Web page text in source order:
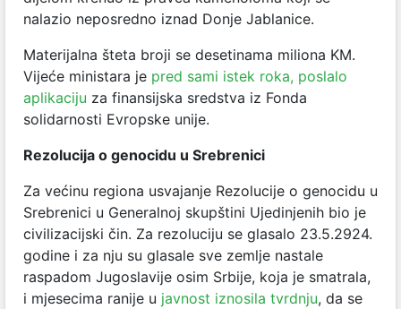
nalazio neposredno iznad Donje Jablanice.
Materijalna šteta broji se desetinama miliona KM.
Vijeće ministara je pred sami istek roka, poslalo
aplikaciju za finansijska sredstva iz Fonda
solidarnosti Evropske unije.
Rezolucija o genocidu u Srebrenici
Za većinu regiona usvajanje Rezolucije o genocidu u
Srebrenici u Generalnoj skupštini Ujedinjenih bio je
civilizacijski čin. Za rezoluciju se glasalo 23.5.2924.
godine i za nju su glasale sve zemlje nastale
raspadom Jugoslavije osim Srbije, koja je smatrala,
i mjesecima ranije u javnost iznosila tvrdnju, da se